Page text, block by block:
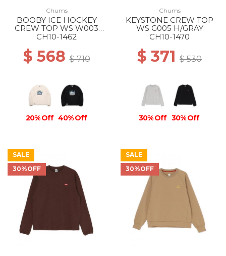
Chums
BOOBY ICE HOCKEY
CREW TOP WS W003
H/NATURAL
CH10-1462
$ 568$ 710
20% Off 40% Off
Chums
KEYSTONE CREW TOP
WS G005 H/GRAY
CH10-1470
$ 371 $ 530
30% Off 30% Off
SALE
30%OFF
SALE
30%OFF